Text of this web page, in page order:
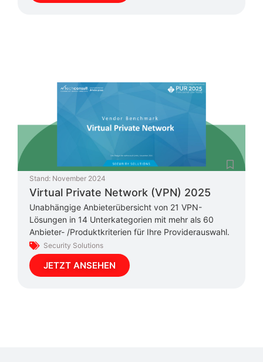
Stand: November 2024
Virtual Private Network (VPN) 2025
Unabhängige Anbieterübersicht von 21 VPN-
Lösungen in 14 Unterkategorien mit mehr als 60
Anbieter- /Produktkriterien für Ihre Providerauswahl.
Security Solutions
JETZT ANSEHEN